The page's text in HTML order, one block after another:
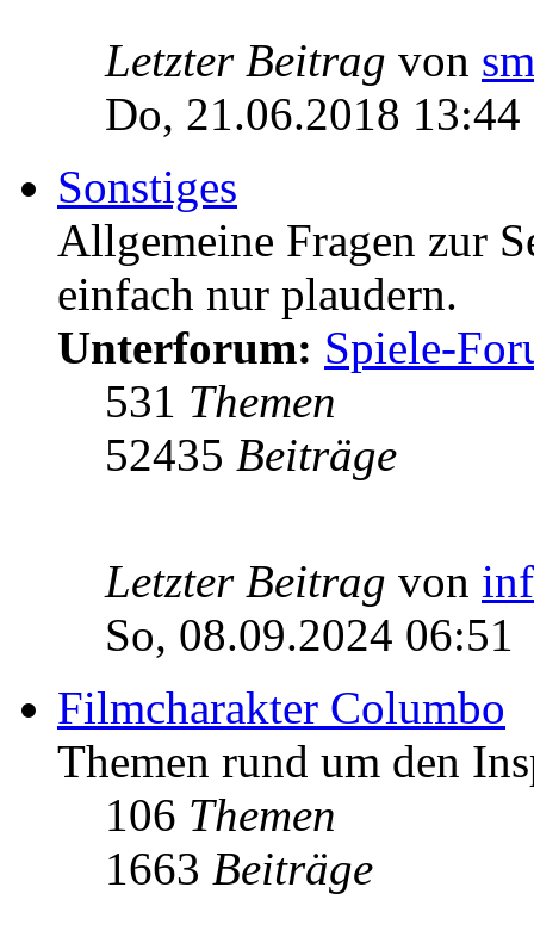
Letzter Beitrag von
Do, 21.06.2018 13:44
Sonstiges
Allgemeine Fragen zur
einfach nur plaudern.
Unterforum: Spiele-
531 Themen
52435 Beiträge
Letzter Beitrag von
So, 08.09.2024 06:51
Filmcharakter Columbo
Themen rund um den
106 Themen
1663 Beiträge